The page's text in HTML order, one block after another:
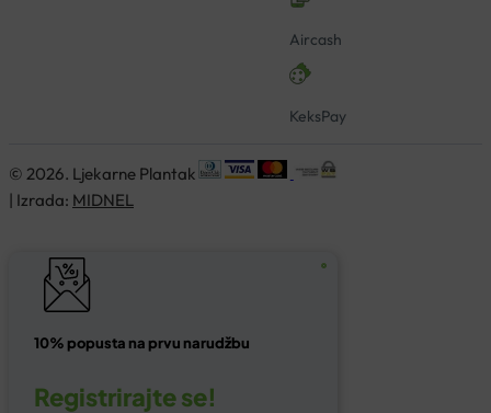
Aircash
KeksPay
© 2026. Ljekarne Plantak
| Izrada: MIDNEL
10% popusta na prvu narudžbu
Registrirajte se!